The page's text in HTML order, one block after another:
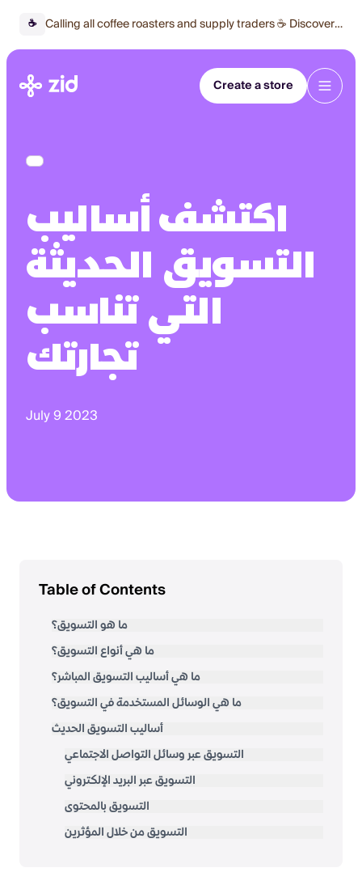
☕ Calling all coffee roasters and supply traders ☕ Discover
Create a store
اكتشف أساليب
التسويق الحديثة
التي تناسب
تجارتك
July 9 2023
Table of Contents
ما هو التسويق؟
ما هي أنواع التسويق؟
ما هي أساليب التسويق المباشر؟
ما هي الوسائل المستخدمة في التسويق؟
أساليب التسويق الحديث
التسويق عبر وسائل التواصل الاجتماعي
التسويق عبر البريد الإلكتروني
التسويق بالمحتوى
التسويق من خلال المؤثرين